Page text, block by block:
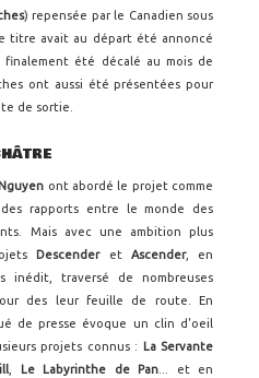
) repensée par le Canadien sous
titre avait au départ été annoncé
été décalé au mois de
ont aussi été présentées pour
de sortie.
Nguyen ont abordé le projet comme
rapports entre le monde des
Mais avec une ambition plus
Descenderet Ascender, en
inédit, traversé de nombreuses
des leur feuille de route. En
de presse évoque un clin d'oeil
projets connus :
La Servante
Le Labyrinthe de Pan ... et en